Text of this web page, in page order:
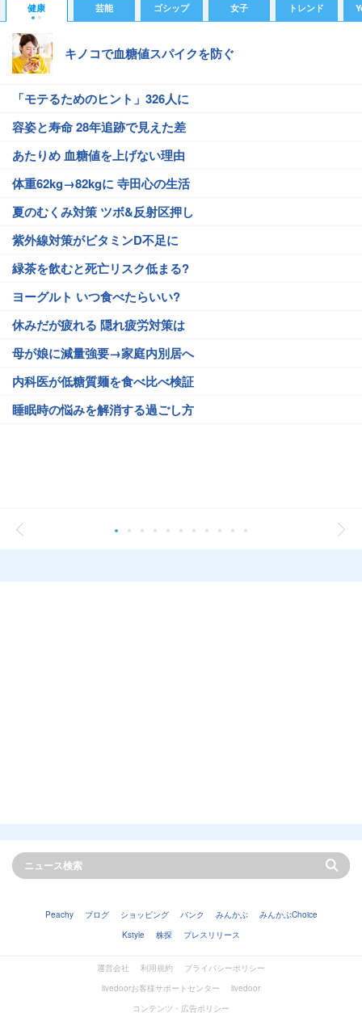
健康 芸能 ゴシップ 女子 トレンド
キノコで血糖値スパイクを防ぐ
「モテるためのヒント」326人に
容姿と寿命 28年追跡で見えた差
あたりめ 血糖値を上げない理由
体重62kg→82kgに 寺田心の生活
夏のむくみ対策 ツボ&反射区押し
紫外線対策がビタミンD不足に
緑茶を飲むと死亡リスク低まる?
ヨーグルト いつ食べたらいい?
休みだが疲れる 隠れ疲労対策は
母が娘に減量強要→家庭内別居へ
内科医が低糖質麺を食べ比べ検証
睡眠時の悩みを解消する過ごし方
Peachy ブログ ショッピング バンク みんかぶ
みんかぶChoice
Kstyle
株探 プレスリリース
運営会社 利用規約
プライバシーポリシー
livedoorお客様サポートセンター
livedoor
コンテンツ・広告ポリシー